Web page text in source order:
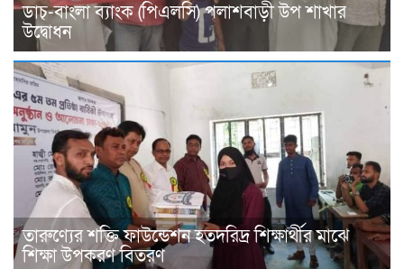
ডাচ্-বাংলা ব্যাংক (পিএলসি) পলাশবাড়ী উপ শাখার
উদ্বোধন
তারুণ্যের শক্তি ফাউন্ডেশন হতদরিদ্র শিক্ষার্থীর মাঝে
শিক্ষা উপকরণ বিতরণ